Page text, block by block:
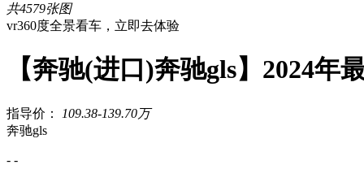
共4579张图
vr360度全景看车，立即去体验
【奔驰(进口)奔驰gls】2024年
指导价：
109.38-139.70万
奔驰gls
- -